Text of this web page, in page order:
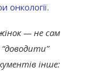
онкології.
— не сам
інше: